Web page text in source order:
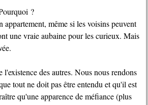
?
même si les voisins peuvent
une vraie aubaine pour les curieux. Mais
des autres. Nous nous rendons
tout ne doit pas être entendu et qu'il est
qu'une apparence de méfiance (plus